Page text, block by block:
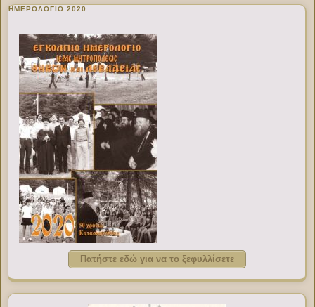
ΗΜΕΡΟΛΟΓΙΟ 2020
Πατήστε εδώ για να το ξεφυλλίσετε